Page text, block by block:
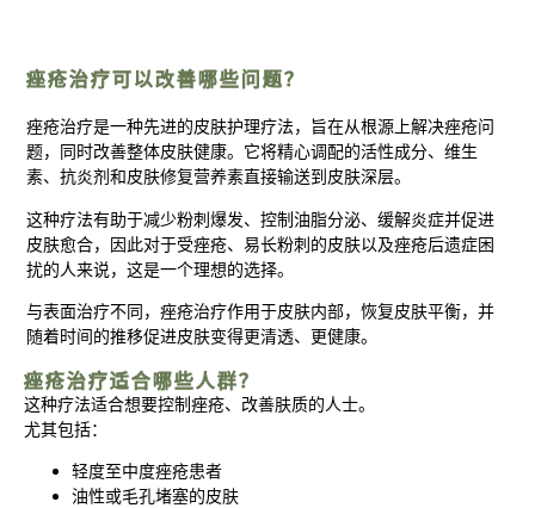
痤疮治疗可以改善哪些问题？
痤疮治疗是一种先进的皮肤护理疗法，旨在从根源上解决痤疮问
题，同时改善整体皮肤健康。它将精心调配的活性成分、维生
素、抗炎剂和皮肤修复营养素直接输送到皮肤深层。
这种疗法有助于减少粉刺爆发、控制油脂分泌、缓解炎症并促进
皮肤愈合，因此对于受痤疮、易长粉刺的皮肤以及痤疮后遗症困
扰的人来说，这是一个理想的选择。
与表面治疗不同，痤疮治疗作用于皮肤内部，恢复皮肤平衡，并
随着时间的推移促进皮肤变得更清透、更健康。
痤疮治疗适合哪些人群？
这种疗法适合想要控制痤疮、改善肤质的人士。
尤其包括：
轻度至中度痤疮患者
油性或毛孔堵塞的皮肤